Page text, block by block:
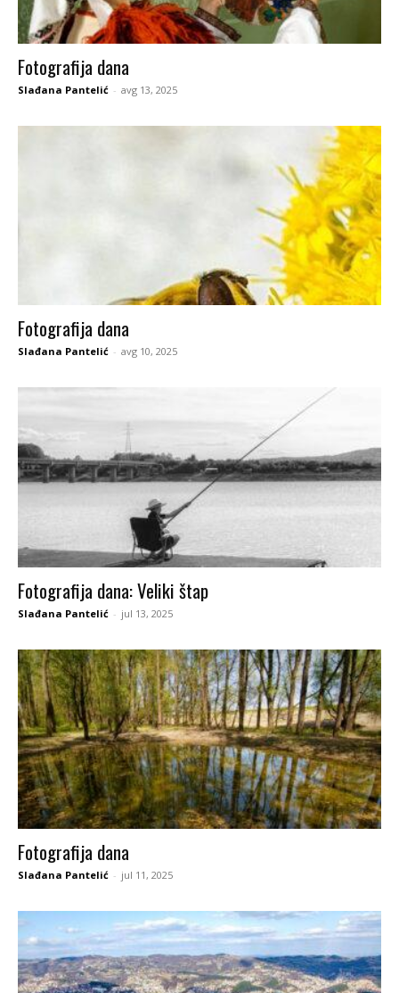
Fotografija dana
Slađana Pantelić - avg 13, 2025
Fotografija dana
Slađana Pantelić - avg 10, 2025
Fotografija dana: Veliki štap
Slađana Pantelić - jul 13, 2025
Fotografija dana
Slađana Pantelić - jul 11, 2025